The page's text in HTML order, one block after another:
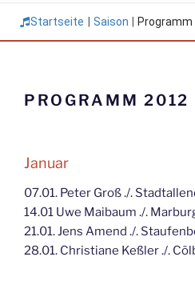
Startseite Saison Programm
PROGRAMM 2012
Januar
07.01. Peter Groß ./.
14.01 Uwe Maibaum ./.
21.01. Jens Amend ./.
28.01. Christiane Keßler ./.